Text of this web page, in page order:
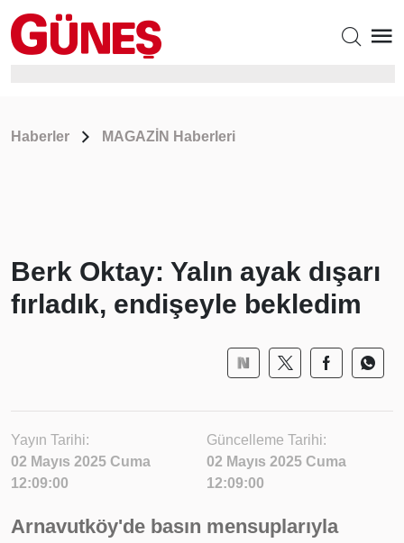
Haberler MAGAZİN Haberleri
Berk Oktay: Yalın ayak dışarı
fırladık, endişeyle bekledim
Yayın Tarihi:
02 Mayıs 2025 Cuma
12:09:00
Güncelleme Tarihi:
02 Mayıs 2025 Cuma
12:09:00
Arnavutköy'de basın mensuplarıyla